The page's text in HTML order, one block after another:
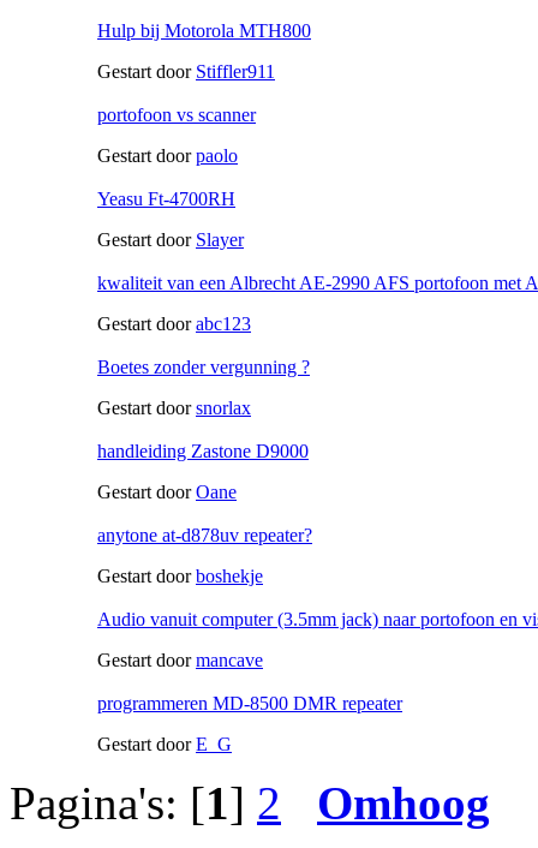
Hulp bij Motorola MTH800
Gestart door Stiffler911
portofoon vs scanner
Gestart doorpaolo
Yeasu Ft-4700RH
Gestart door Slayer
kwaliteit van een Albrecht AE-2990 AFS portofoon met
Gestart doorabc123
Boetes zonder vergunning ?
Gestart doorsnorlax
handleiding Zastone D9000
Gestart doorOane
anytone at-d878uv repeater?
Gestart doorboshekje
Audio vanuit computer (3.5mm jack) naar portofoon en
Gestart doormancave
programmeren MD-8500 DMR repeater
Gestart doorE_G
Pagina's: [1] 2
Omhoog